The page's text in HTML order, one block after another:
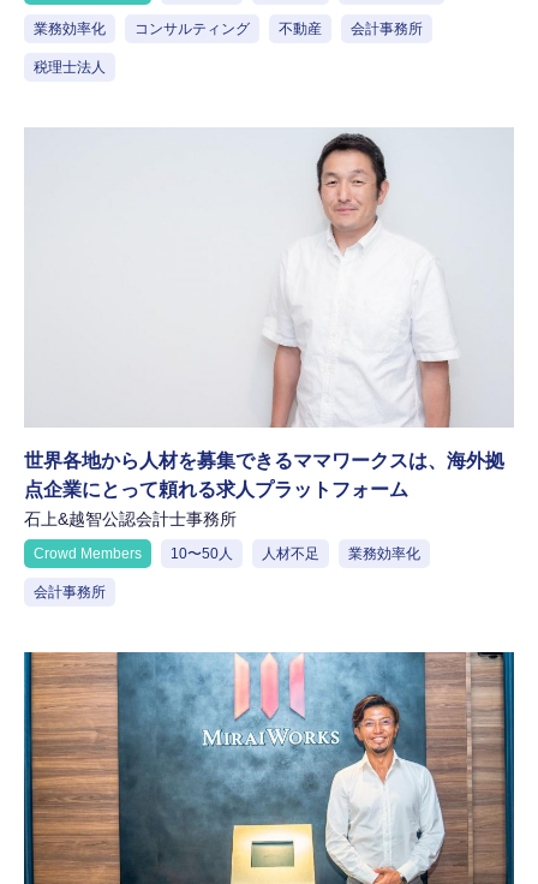
業務効率化 コンサルティング 不動産 会計事務所
税理士法人
世界各地から人材を募集できるママワークスは、海外拠
点企業にとって頼れる求人プラットフォーム
石上&越智公認会計士事務所
Crowd Members 10〜50人 人材不足 業務効率化
会計事務所